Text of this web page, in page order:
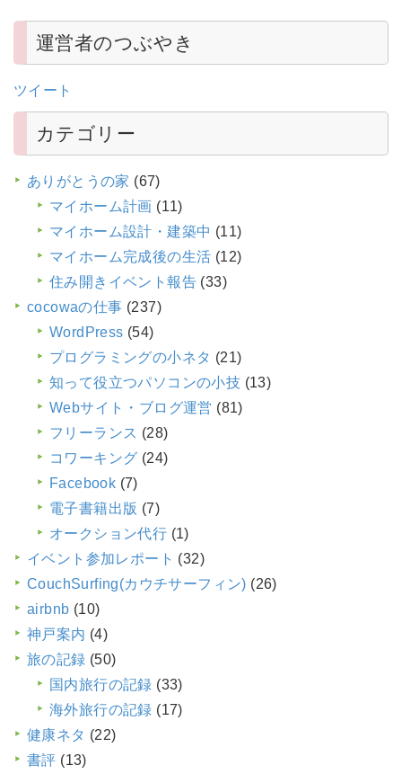
運営者のつぶやき
ツイート
カテゴリー
ありがとうの家 (67)
マイホーム計画 (11)
マイホーム設計・建築中 (11)
マイホーム完成後の生活 (12)
住み開きイベント報告 (33)
cocowaの仕事 (237)
WordPress (54)
プログラミングの小ネタ (21)
知って役立つパソコンの小技 (13)
Webサイト・ブログ運営 (81)
フリーランス (28)
コワーキング (24)
Facebook (7)
電子書籍出版 (7)
オークション代行 (1)
イベント参加レポート (32)
CouchSurfing(カウチサーフィン) (26)
airbnb (10)
神戸案内 (4)
旅の記録 (50)
国内旅行の記録 (33)
海外旅行の記録 (17)
健康ネタ (22)
書評 (13)